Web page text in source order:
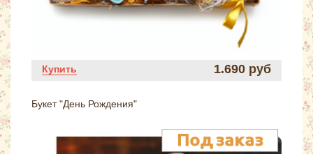
Купить 1.690 руб
Букет "День Рождения"